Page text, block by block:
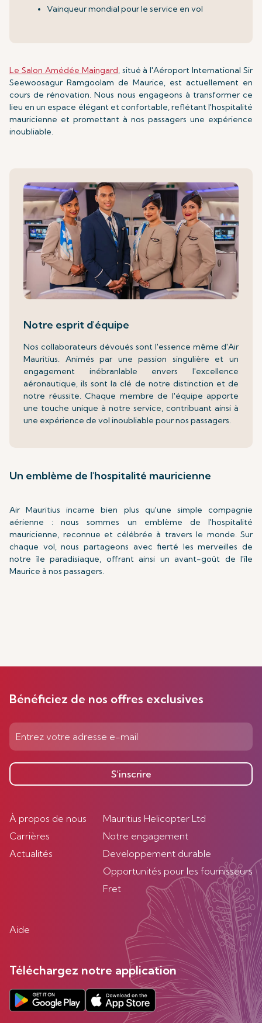
Vainqueur mondial pour le service en vol
Le Salon Amédée Maingard, situé à l'Aéroport International Sir
Seewoosagur Ramgoolam de Maurice, est actuellement en
cours de rénovation. Nous nous engageons à transformer ce
lieu en un espace élégant et confortable, reflétant l'hospitalité
mauricienne et promettant à nos passagers une expérience
inoubliable.
Notre esprit d'équipe
Nos collaborateurs dévoués sont l'essence même d'Air
Mauritius. Animés par une passion singulière et un
engagement inébranlable envers l'excellence
aéronautique, ils sont la clé de notre distinction et de
notre réussite. Chaque membre de l'équipe apporte
une touche unique à notre service, contribuant ainsi à
une expérience de vol inoubliable pour nos passagers.
Un emblème de l'hospitalité mauricienne
Air Mauritius incarne bien plus qu'une simple compagnie
aérienne : nous sommes un emblème de l'hospitalité
mauricienne, reconnue et célébrée à travers le monde. Sur
chaque vol, nous partageons avec fierté les merveilles de
notre île paradisiaque, offrant ainsi un avant-goût de l'île
Maurice à nos passagers.
Bénéficiez de nos offres exclusives
S’inscrire
À propos de nous
Carrières
Actualités
Mauritius Helicopter Ltd
Notre engagement
Developpement durable
Opportunités pour les fournisseurs
Fret
Aide
Téléchargez notre application